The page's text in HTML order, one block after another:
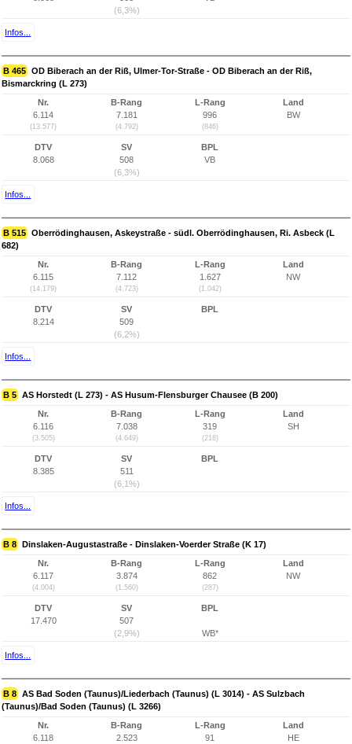
(6,3%)
Infos...
B 465 OD Biberach an der Riß, Ulmer-Tor-Straße - OD Biberach an der Riß,
Bismarckring (L 273)
Nr.
6.114
(13.577)
B-Rang
7.181
(4.792)
L-Rang
996
(846)
Land
BW
DTV
8.068
SV
508
(6,3%)
BPL
VB
Infos...
B 515 Oberrödinghausen, Askeystraße - südl. Oberrödinghausen, Ri. Asbeck (L
682)
Nr.
6.115
(14.179)
B-Rang
7.112
(4.723)
L-Rang
1.627
(1.042)
Land
NW
DTV
8.214
SV
509
(6,2%)
BPL
Infos...
B 5 AS Horstedt (L 273) - AS Husum-Flensburger Chausee (B 200)
Nr.
6.116
(3.505)
B-Rang
7.038
(4.649)
L-Rang
319
(218)
Land
SH
DTV
8.385
SV
511
(6,1%)
BPL
Infos...
B 8 Dinslaken-Augustastraße - Dinslaken-Voerder Straße (K 17)
Nr.
6.117
(4.004)
B-Rang
3.874
(1.560)
L-Rang
862
(287)
Land
NW
DTV
17.470
SV
507
(2,9%)
BPL
WB*
Infos...
B 8 AS Bad Soden (Taunus)/Liederbach (Taunus) (L 3014) - AS Sulzbach
(Taunus)/Bad Soden (Taunus) (L 3266)
Nr.
6.118
B-Rang
2.523
L-Rang
91
Land
HE